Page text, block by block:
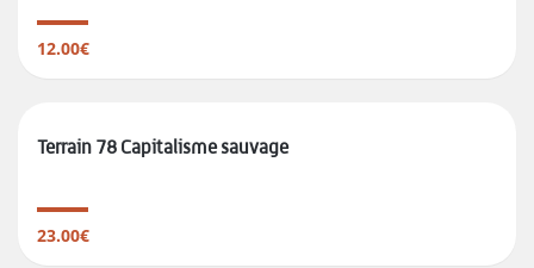
12.00€
Terrain 78 Capitalisme sauvage
23.00€